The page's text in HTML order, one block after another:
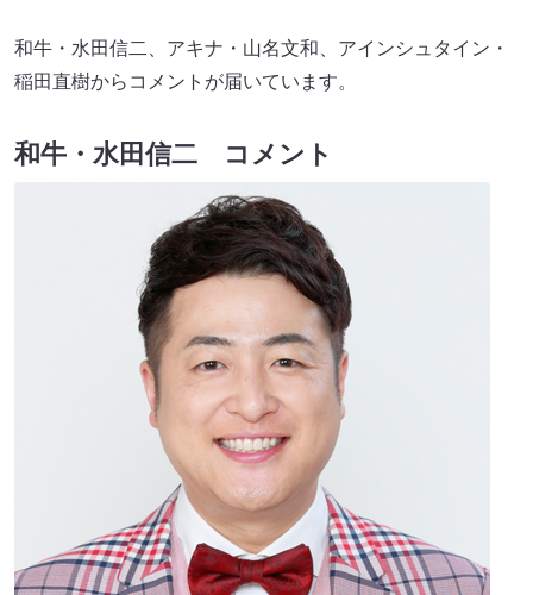
和牛・水田信二、アキナ・山名文和、アインシュタイン・
稲田直樹からコメントが届いています。
和牛・水田信二 コメント